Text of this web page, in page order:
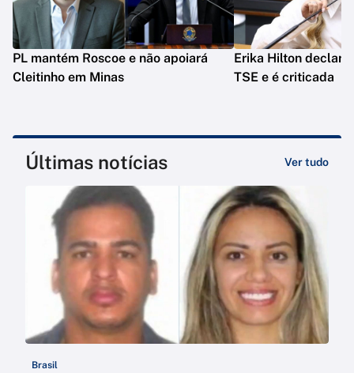
PL mantém Roscoe e não apoiará
Cleitinho em Minas
Erika Hilton declara
TSE e é criticada
Últimas notícias Ver tudo
Brasil